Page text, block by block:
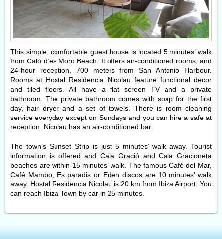
This simple, comfortable guest house is located 5 minutes’ walk
from Caló d’es Moro Beach. It offers air-conditioned rooms, and
24-hour reception, 700 meters from San Antonio Harbour.
Rooms at Hostal Residencia Nicolau feature functional decor
and tiled floors. All have a flat screen TV and a private
bathroom. The private bathroom comes with soap for the first
day, hair dryer and a set of towels. There is room cleaning
service everyday except on Sundays and you can hire a safe at
reception. Nicolau has an air-conditioned bar.
The town’s Sunset Strip is just 5 minutes’ walk away. Tourist
information is offered and Cala Gració and Cala Gracioneta
beaches are within 15 minutes’ walk. The famous Café del Mar,
Café Mambo, Es paradis or Eden discos are 10 minutes’ walk
away. Hostal Residencia Nicolau is 20 km from Ibiza Airport. You
can reach Ibiza Town by car in 25 minutes.